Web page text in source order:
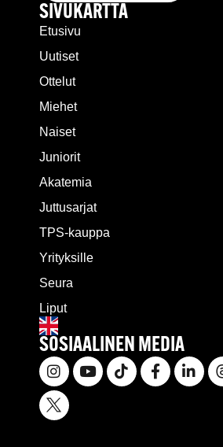
SIVUKARTTA
Etusivu
Uutiset
Ottelut
Miehet
Naiset
Juniorit
Akatemia
Juttusarjat
TPS-kauppa
Yrityksille
Seura
Liput
SOSIAALINEN MEDIA